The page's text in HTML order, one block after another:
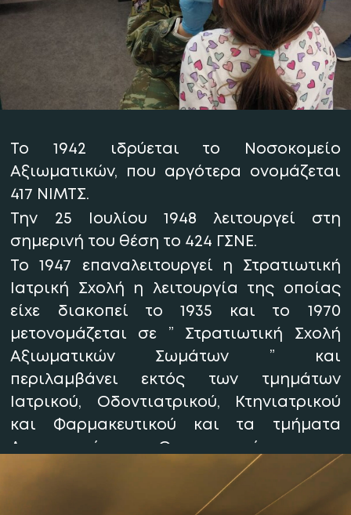
Το 1942 ιδρύεται το Νοσοκομείο
Αξιωματικών, που αργότερα ονομάζεται
417 ΝΙΜΤΣ.
Την 25 Ιουλίου 1948 λειτουργεί στη
σημερινή του θέση το 424 ΓΣΝΕ.
Το 1947 επαναλειτουργεί η Στρατιωτική
Ιατρική Σχολή η λειτουργία της οποίας
είχε διακοπεί το 1935 και το 1970
μετονομάζεται σε ” Στρατιωτική Σχολή
Αξιωματικών Σωμάτων ” και
περιλαμβάνει εκτός των τμημάτων
Ιατρικού, Οδοντιατρικού, Κτηνιατρικού
και Φαρμακευτικού και τα τμήματα
Δικαστικού, Οικονομικού και
Το 1946 ιδρύεται το Σώμα Αδελφών